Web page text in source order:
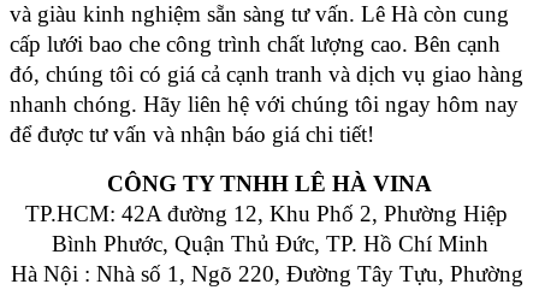
và giàu kinh nghiệm sẵn sàng tư vấn. Lê Hà còn cung
cấp lưới bao che công trình chất lượng cao. Bên cạnh
đó, chúng tôi có giá cả cạnh tranh và dịch vụ giao hàng
nhanh chóng. Hãy liên hệ với chúng tôi ngay hôm nay
để được tư vấn và nhận báo giá chi tiết!
CÔNG TY TNHH LÊ HÀ VINA
TP.HCM: 42A đường 12, Khu Phố 2, Phường Hiệp
Bình Phước, Quận Thủ Đức, TP. Hồ Chí Minh
Hà Nội : Nhà số 1, Ngõ 220, Đường Tây Tựu, Phường